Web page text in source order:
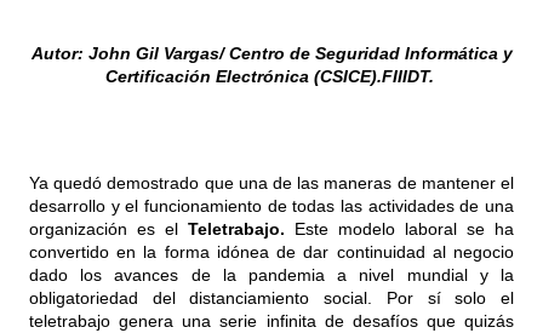
Autor: John Gil Vargas/ Centro de Seguridad Informática y
Certificación Electrónica (CSICE).FIIIDT.
Ya quedó demostrado que una de las maneras de mantener el
desarrollo y el funcionamiento de todas las actividades de una
organización es el Teletrabajo. Este modelo laboral se ha
convertido en la forma idónea de dar continuidad al negocio
dado los avances de la pandemia a nivel mundial y la
obligatoriedad del distanciamiento social. Por sí solo el
teletrabajo genera una serie infinita de desafíos que quizás